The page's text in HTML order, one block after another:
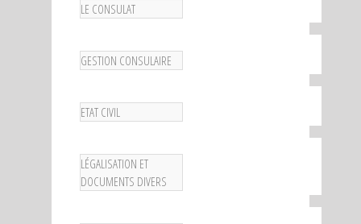
LE CONSULAT
GESTION CONSULAIRE
ETAT CIVIL
LÉGALISATION ET
DOCUMENTS DIVERS